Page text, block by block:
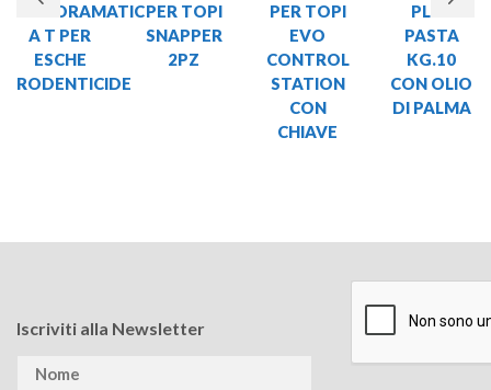
RISTORAMATIC
A T PER
ESCHE
RODENTICIDE
PER TOPI
SNAPPER
2PZ
PER TOPI
EVO
CONTROL
STATION
CON
CHIAVE
PLUS
PASTA
KG.10
CON OLIO
DI PALMA
Iscriviti alla Newsletter